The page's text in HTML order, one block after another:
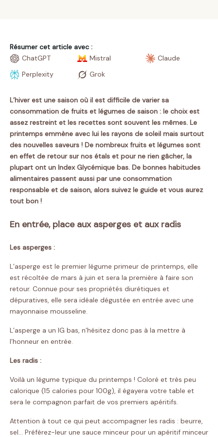
Résumer cet article avec :
ChatGPT
Mistral
Claude
Perplexity
Grok
L’hiver est une saison où il est difficile de varier sa
consommation de fruits et légumes de saison : le choix est
assez restreint et les recettes sont souvent les mêmes. Le
printemps emmène avec lui les rayons de soleil mais surtout
des nouvelles saveurs ! De nombreux fruits et légumes sont
en effet de retour sur nos étals et pour ne rien gâcher, la
plupart ont un Index Glycémique bas. De bonnes habitudes
alimentaires passent aussi par une consommation
responsable et de saison, alors suivez le guide et vous aurez
tout bon !
En entrée, place aux asperges et aux radis
Les asperges :
L’asperge est le premier légume primeur de printemps, elle
est récoltée de mars à juin et sera la première à faire son
retour. Connue pour ses propriétés diurétiques et
dépuratives, elle sera idéale dégustée en entrée avec une
mayonnaise mousseline.
L’asperge a un IG bas, n’hésitez donc pas à la mettre à
l’honneur en entrée.
Les radis :
Voilà un légume typique du printemps ! Coloré et très peu
calorique (15 calories pour 100g), il égayera votre table et
sera le compagnon parfait de vos premiers apéritifs.
Attention à tout ce qui peut accompagner les radis : beurre,
sel… Préférez-leur une sauce minceur pour un apéritif minceur